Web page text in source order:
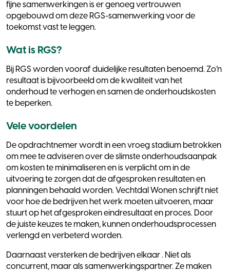
fijne samenwerkingen is er genoeg vertrouwen
opgebouwd om deze RGS-samenwerking voor de
toekomst vast te leggen.
Wat is RGS?
Bij RGS worden vooraf duidelijke resultaten benoemd. Zo’n
resultaat is bijvoorbeeld om de kwaliteit van het
onderhoud te verhogen en samen de onderhoudskosten
te beperken.
Vele voordelen
De opdrachtnemer wordt in een vroeg stadium betrokken
om mee te adviseren over de slimste onderhoudsaanpak
om kosten te minimaliseren en is verplicht om in de
uitvoering te zorgen dat de afgesproken resultaten en
planningen behaald worden. Vechtdal Wonen schrijft niet
voor hoe de bedrijven het werk moeten uitvoeren, maar
stuurt op het afgesproken eindresultaat en proces. Door
de juiste keuzes te maken, kunnen onderhoudsprocessen
verlengd en verbeterd worden.
Daarnaast versterken de bedrijven elkaar . Niet als
concurrent, maar als samenwerkingspartner. Ze maken